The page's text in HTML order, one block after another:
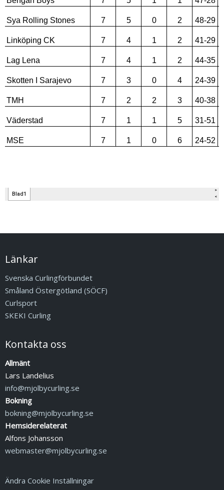
Länkar
Svenska Curlingförbundet
Småland Östergötland (SÖCF)
Curlsport
SKEKI Curling
Kontakta oss
Allmänt
Lars Landelius
info@mjolbycurling.se
Bokning
bokning@mjolbycurling.se
Hemsiderelaterat
Alfons Johansson
webmaster@mjolbycurling.se
Ändra Cookie Inställningar